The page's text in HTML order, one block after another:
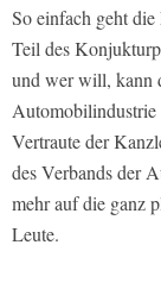
So einfach geht
Teil des
und wer will, kann
Automobilindustrie
Vertraute der
des Verbands der
mehr auf die ganz
Leute.